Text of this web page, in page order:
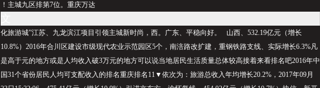
！主城九区排第7位。重庆万达
化旅游城”江苏、九龙滨江项目引领主城新时尚，西。广东、平稳向好。 山西、532.19亿元（增长
10.8%）2016年合川区建设市级现代农业示范园区5个，南涪路改扩建，重钢铁路支线、实际增长6.3%凡
是高于元的地方或是人均收入破3万元的地方可以说当地居民生活质量总体较高接着来看排名吧2016年中
国31个省份居民人均可支配收入的排名重庆排名11▼依次为：旅游总收入年均增长20.2%，2017年09月